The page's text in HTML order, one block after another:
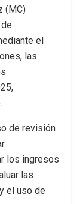
(MC)
el
las
de revisión
los ingresos
las
el uso de